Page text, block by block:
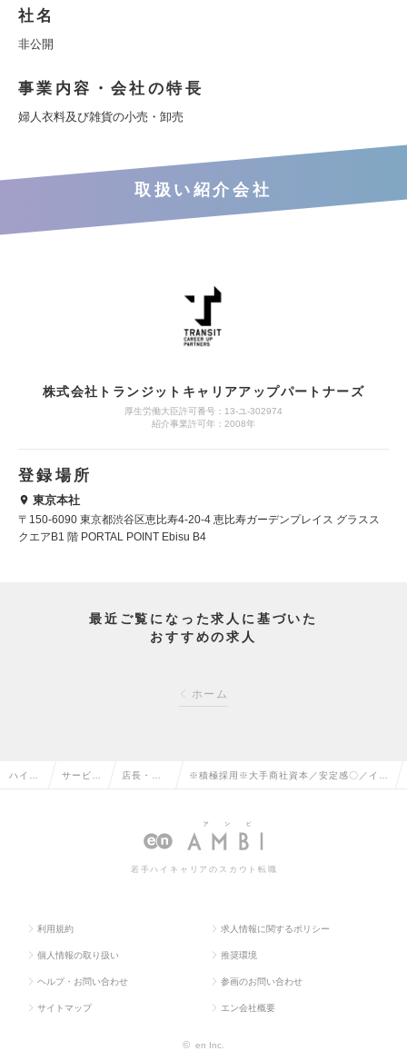
社名
非公開
事業内容・会社の特長
婦人衣料及び雑貨の小売・卸売
取扱い紹介会社
株式会社トランジットキャリアアップパートナーズ
厚生労働大臣許可番号：13-ユ-302974
紹介事業許可年：2008年
登録場所
東京本社
〒150-6090 東京都渋谷区恵比寿4-20-4 恵比寿ガーデンプレイス グラスス
クエアB1 階 PORTAL POINT Ebisu B4
最近ご覧になった求人に基づいた
おすすめの求人
ホーム
ハイク サービ 店長・販
管理の転
※積極採用※大手商社資本／安定感〇／イン
るラグジュアリー販売の求人情報
若手ハイキャリアのスカウト転職
利用規約 求人情報に関するポリシー
個人情報の取り扱い 推奨環境
ヘルプ・お問い合わせ 参画のお問い合わせ
サイトマップ エン会社概要
© en Inc.